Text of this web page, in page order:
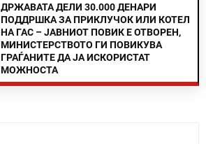
ДРЖАВАТА ДЕЛИ 30.000 ДЕНАРИ
ПОДДРШКА ЗА ПРИКЛУЧОК ИЛИ КОТЕЛ
НА ГАС – ЈАВНИОТ ПОВИК Е ОТВОРЕН,
МИНИСТЕРСТВОТО ГИ ПОВИКУВА
ГРАЃАНИТЕ ДА ЈА ИСКОРИСТАТ
МОЖНОСТА